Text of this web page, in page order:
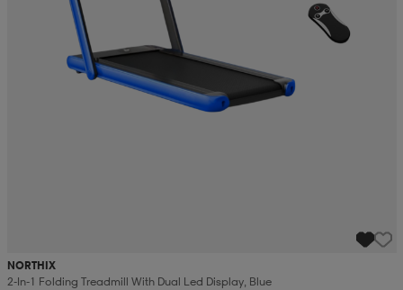
NORTHIX
2-In-1 Folding Treadmill With Dual Led Display, Blue